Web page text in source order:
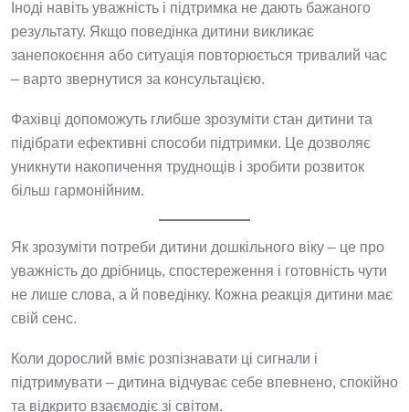
Іноді навіть уважність і підтримка не дають бажаного
результату. Якщо поведінка дитини викликає
занепокоєння або ситуація повторюється тривалий час
– варто звернутися за консультацією.
Фахівці допоможуть глибше зрозуміти стан дитини та
підібрати ефективні способи підтримки. Це дозволяє
уникнути накопичення труднощів і зробити розвиток
більш гармонійним.
Як зрозуміти потреби дитини дошкільного віку – це про
уважність до дрібниць, спостереження і готовність чути
не лише слова, а й поведінку. Кожна реакція дитини має
свій сенс.
Коли дорослий вміє розпізнавати ці сигнали і
підтримувати – дитина відчуває себе впевнено, спокійно
та відкрито взаємодіє зі світом.